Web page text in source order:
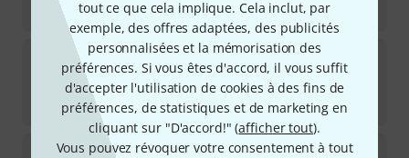
tout ce que cela implique. Cela inclut, par
exemple, des offres adaptées, des publicités
personnalisées et la mémorisation des
préférences. Si vous êtes d'accord, il vous suffit
d'accepter l'utilisation de cookies à des fins de
préférences, de statistiques et de marketing en
cliquant sur "D'accord!" (afficher tout).
Vous pouvez révoquer votre consentement à tout
271€
JahnL80935 Classik Black
2
Disponible immédiatement
193 €
JahnPiano-Lamp "Calmata"